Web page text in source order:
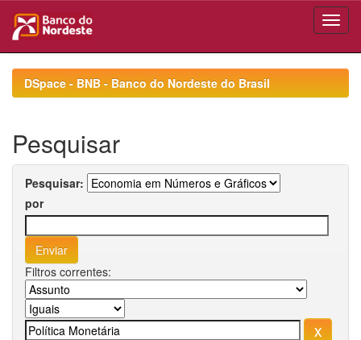
navigationDSpace - BNB - Banco do Nordeste do Brasil
Pesquisar
Pesquisar:
por
Filtros correntes: